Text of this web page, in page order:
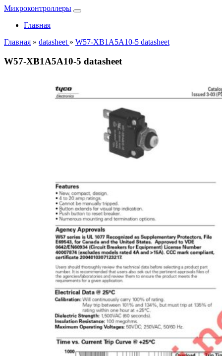
Микроконтроллеры
Главная
Главная » datasheet » W57-XB1A5A10-5 datasheet
W57-XB1A5A10-5 datasheet